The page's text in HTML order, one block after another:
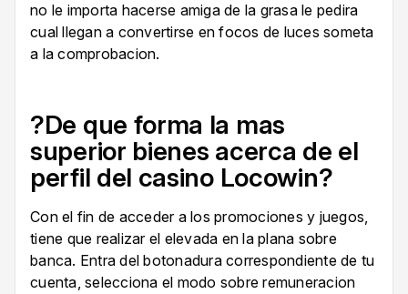
no le importa hacerse amiga de la grasa le pedira
cual llegan a convertirse en focos de luces someta
a la comprobacion.
?De que forma la mas
superior bienes acerca de el
perfil del casino Locowin?
Con el fin de acceder a los promociones y juegos,
tiene que realizar el elevada en la plana sobre
banca. Entra del botonadura correspondiente de tu
cuenta, selecciona el modo sobre remuneracion